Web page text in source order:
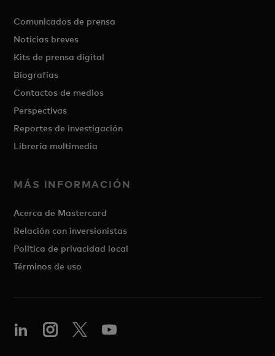
Comunicados de prensa
Noticias breves
Kits de prensa digital
Biografías
Contactos de medios
Perspectivas
Reportes de investigación
Librería multimedia
MÁS INFORMACIÓN
Acerca de Mastercard
Relación con inversionistas
Política de privacidad local
Términos de uso